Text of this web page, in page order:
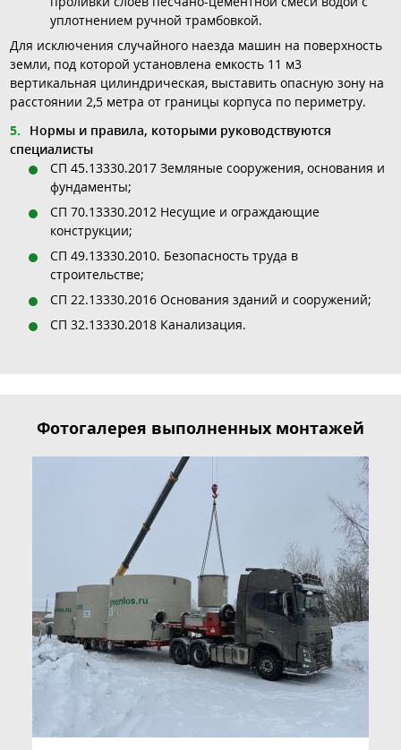
уплотнением ручной трамбовкой.
Для исключения случайного наезда машин на поверхность
земли, под которой установлена емкость 11 м3
вертикальная цилиндрическая, выставить опасную зону на
расстоянии 2,5 метра от границы корпуса по периметру.
Нормы и правила, которыми руководствуются
специалисты
СП 45.13330.2017 Земляные сооружения, основания и
фундаменты;
СП 70.13330.2012 Несущие и ограждающие
конструкции;
СП 49.13330.2010. Безопасность труда в
строительстве;
СП 22.13330.2016 Основания зданий и сооружений;
СП 32.13330.2018 Канализация.
Фотогалерея выполненных монтажей